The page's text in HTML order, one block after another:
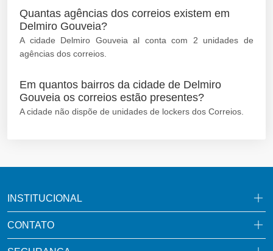
Quantas agências dos correios existem em
Delmiro Gouveia?
A cidade Delmiro Gouveia al conta com 2 unidades de
agências dos correios.
Em quantos bairros da cidade de Delmiro
Gouveia os correios estão presentes?
A cidade não dispõe de unidades de lockers dos Correios.
INSTITUCIONAL
CONTATO